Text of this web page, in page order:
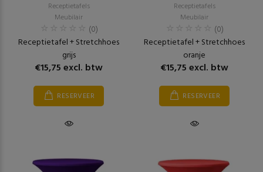
Receptietafels
Meubilair
(0)
Receptietafel + Stretchhoes
grijs
€15,75 excl. btw
RESERVEER
Receptietafels
Meubilair
(0)
Receptietafel + Stretchhoes
oranje
€15,75 excl. btw
RESERVEER